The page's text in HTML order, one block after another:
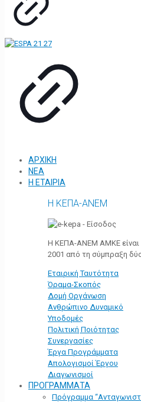
ΑΡΧΙΚΗ
ΝΕΑ
Η ΕΤΑΙΡΙΑ
Η ΚΕΠΑ-ΑΝΕΜ
Η ΚΕΠΑ-ΑΝΕΜ ΑΜΚΕ είναι
2001 από τη σύμπραξη
Εταιρική Ταυτότητα
Όραμα-Σκοπός
Δομή Οργάνωση
Ανθρώπινο Δυναμικό
Υποδομές
Πολιτική Ποιότητας
Συνεργασίες
Έργα Προγράμματα
Απολογισμοί Έργου
Διαγωνισμοί
ΠΡΟΓΡΑΜΜΑΤΑ
Πρόγραμμα